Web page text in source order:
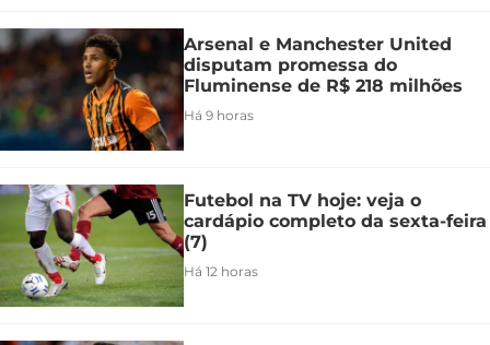
Arsenal e Manchester United
disputam promessa do
Fluminense de R$ 218 milhões
Há 9 horas
Futebol na TV hoje: veja o
cardápio completo da sexta-feira
(7)
Há 12 horas